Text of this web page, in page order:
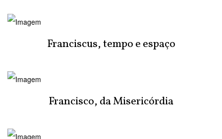
Franciscus, tempo e espaço
Francisco, da Misericórdia